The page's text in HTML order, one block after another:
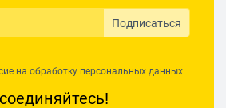
Подписаться
на обработку персональных данных